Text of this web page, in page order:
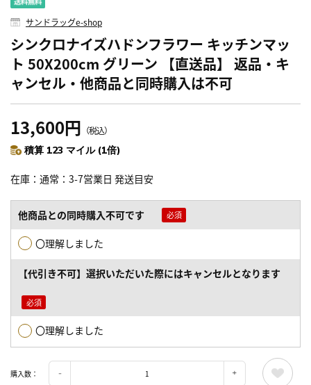
サンドラッグe-shop
シンクロナイズハドンフラワー キッチンマッ
ト 50X200cm グリーン 【直送品】 返品・キ
ャンセル・他商品と同時購入は不可
13,600円 （税込）
積算 123 マイル (1倍)
在庫 通常：3-7営業日 発送目安
他商品との同時購入不可です
〇理解しました
【代引き不可】選択いただいた際にはキャンセルとなります
〇理解しました
購入数：